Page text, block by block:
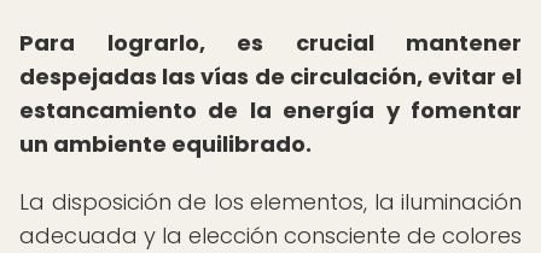
Para lograrlo, es crucial mantener
despejadas las vías de circulación, evitar el
estancamiento de la energía y fomentar
un ambiente equilibrado.
La disposición de los elementos, la iluminación
adecuada y la elección consciente de colores